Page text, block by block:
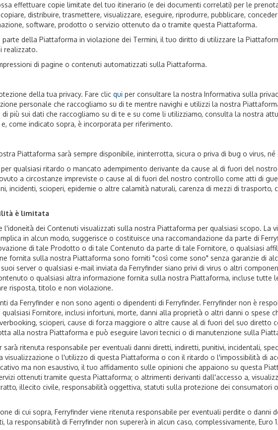
effettuare copie limitate del tuo itinerario (e dei documenti correlati) per le
distribuire, trasmettere, visualizzare, eseguire, riprodurre, pubblicare,
software, prodotto o servizio ottenuto da o tramite questa Piattaforma.
parte della Piattaforma in violazione dei Termini, il tuo diritto di utilizzare la
realizzato.
di pagine o contenuti automatizzati sulla Piattaforma.
della tua privacy. Fare clic qui per consultare la nostra Informativa sulla
personale che raccogliamo su di te mentre navighi e utilizzi la nostra
di più sui dati che raccogliamo su di te e su come li utilizziamo, consulta la nostra
come indicato sopra, è incorporata per riferimento.
Piattaforma sarà sempre disponibile, ininterrotta, sicura o priva di bug o virus,
qualsiasi ritardo o mancato adempimento derivante da cause al di fuori del
a circostanze impreviste o cause al di fuori del nostro controllo come atti di
incidenti, scioperi, epidemie o altre calamità naturali, carenza di mezzi di
è limitata
l'idoneità dei Contenuti visualizzati sulla nostra Piattaforma per qualsiasi scopo.
in alcun modo, suggerisce o costituisce una raccomandazione da parte di
di tale Prodotto o di tale Contenuto da parte di tale Fornitore, o qualsiasi
fornita sulla nostra Piattaforma sono forniti "così come sono" senza garanzie di
server o qualsiasi e-mail inviata da Ferryfinder siano privi di virus o altri
o qualsiasi altra informazione fornita sulla nostra Piattaforma, incluse tutte
risposta, titolo e non violazione.
da Ferryfinder e non sono agenti o dipendenti di Ferryfinder. Ferryfinder non è
Fornitore, inclusi infortuni, morte, danni alla proprietà o altri danni o spese
scioperi, cause di forza maggiore o altre cause al di fuori del suo diretto
alla nostra Piattaforma e può eseguire lavori tecnici o di manutenzione sulla
sarà ritenuta responsabile per eventuali danni diretti, indiretti, punitivi, incidentali,
visualizzazione o l'utilizzo di questa Piattaforma o con il ritardo o l'impossibilità di
ma non esaustivo, il tuo affidamento sulle opinioni che appaiono su questa
ottenuti tramite questa Piattaforma; o altrimenti derivanti dall'accesso a,
illecito civile, responsabilità oggettiva, statuti sulla protezione dei consumatori
di cui sopra, Ferryfinder viene ritenuta responsabile per eventuali perdite o danni
la responsabilità di Ferryfinder non supererà in alcun caso, complessivamente,